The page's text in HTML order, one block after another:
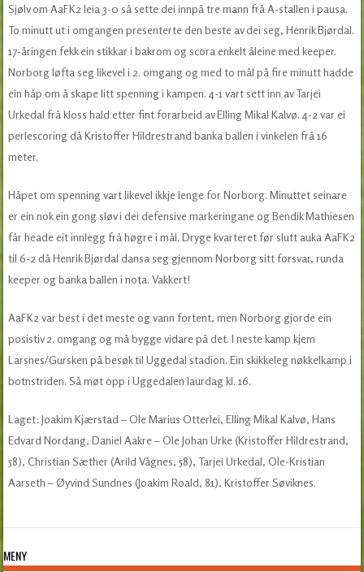
Sjølv om AaFK2 leia 3-0 så sette dei innpå tre mann frå A-stallen i pausa.
To minutt ut i omgangen presenterte den beste av dei seg, Henrik Bjørdal.
17-åringen fekk ein stikkar i bakrom og scora enkelt åleine med keeper.
Norborg løfta seg likevel i 2. omgang og med to mål på fire minutt hadde
ein håp om å skape litt spenning i kampen. 4-1 vart sett inn av Tarjei
Urkedal frå kloss hald etter fint forarbeid av Elling Mikal Kalvø. 4-2 var ei
perlescoring då Kristoffer Hildrestrand banka ballen i vinkelen frå 16
meter.
Håpet om spenning vart likevel ikkje lenge for Norborg. Minuttet seinare
er ein nok ein gong sløv i dei defensive markeringane og Bendik Mathiesen
får heade eit innlegg frå høgre i mål. Dryge kvarteret før slutt auka AaFK2
til 6-2 då Henrik Bjørdal dansa seg gjennom Norborg sitt forsvar, runda
keeper og banka ballen i nota. Vakkert!
AaFK2 var best i det meste og vann fortent, men Norborg gjorde ein
posistiv 2. omgang og må bygge vidare på det. I neste kamp kjem
Larsnes/Gursken på besøk til Uggedal stadion. Ein skikkeleg nøkkelkamp i
botnstriden. Så møt opp i Uggedalen laurdag kl. 16.
Laget: Joakim Kjærstad – Ole Marius Otterlei, Elling Mikal Kalvø, Hans
Edvard Nordang, Daniel Aakre – Ole Johan Urke (Kristoffer Hildrestrand,
58), Christian Sæther (Arild Vågnes, 58), Tarjei Urkedal, Ole-Kristian
Aarseth – Øyvind Sundnes (Joakim Roald, 81), Kristoffer Søviknes.
MENY